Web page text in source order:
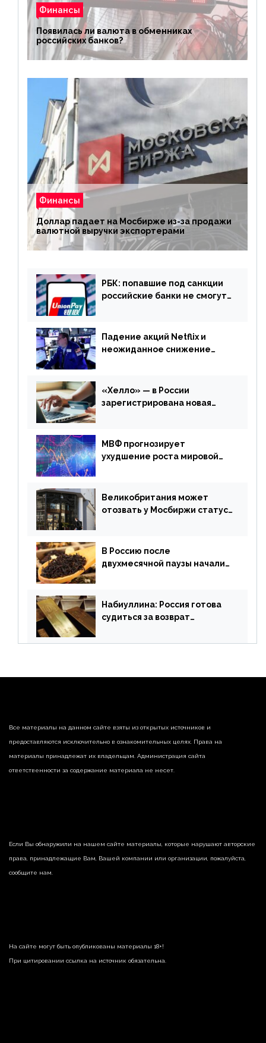
Финансы
Появилась ли валюта в обменниках
российских банков?
Финансы
Доллар падает на Мосбирже из-за продажи
валютной выручки экспортерами
РБК: попавшие под санкции
российские банки не смогут
Падение акций Netflix и
неожиданное снижение
апреля
«Хелло» — в России
зарегистрирована новая
МВФ прогнозирует
ухудшение роста мировой
апреля
Великобритания может
отозвать у Мосбиржи статус
В Россию после
двухмесячной паузы начали
Набиуллина: Россия готова
судиться за возврат
страны
Все материалы на данном сайте взяты из открытых источников и
предоставляются исключительно в ознакомительных целях. Права на
материалы принадлежат их владельцам. Администрация сайта
ответственности за содержание материала не несет.
Если Вы обнаружили на нашем сайте материалы, которые нарушают авторские
права, принадлежащие Вам, Вашей компании или организации, пожалуйста,
сообщите нам.
На сайте могут быть опубликованы материалы 18+!
При цитировании ссылка на источник обязательна.